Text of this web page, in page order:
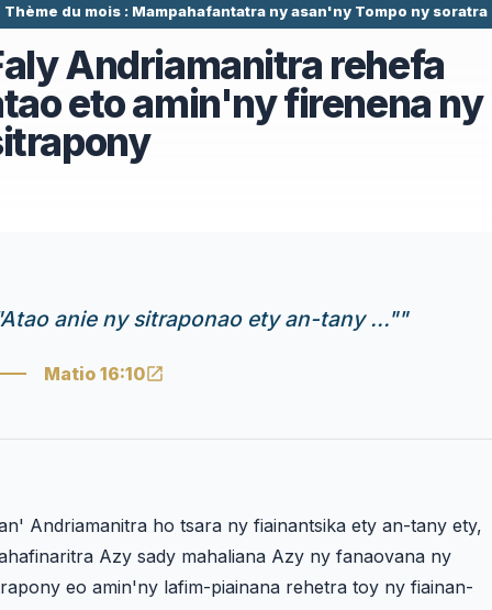
Thème du mois : Mampahafantatra ny asan'ny Tompo ny soratra
Andriamanitra rehefa
eto amin'ny firenena ny
anie ny sitraponao ety an-tany ...""
Matio 16:10
Andriamanitra ho tsara ny fiainantsika ety an-tany ety,
Azy sady mahaliana Azy ny fanaovana ny
eo amin'ny lafim-piainana rehetra toy ny fiainan-